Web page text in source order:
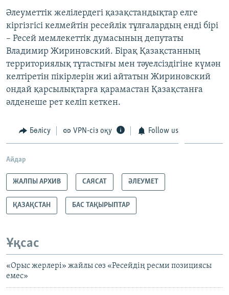
Әлеуметтік желілердегі қазақстандықтар елге
кіргізгісі келмейтін ресейлік тұлғалардың енді бірі
– Ресей мемлекеттік думасының депутаты
Владимир Жириновский. Бірақ Қазақстанның
территориялық тұтастығы мен тәуелсіздігіне күмән
келтіретін пікірлерін жиі айтатын Жириновский
ондай қарсылықтарға қарамастан Қазақстанға
әлденеше рет келіп кеткен.
Бөлісу VPN-сіз оқу Follow us
Айдар
ЖАЛПЫ АРХИВ САЯСАТ ӘЛЕУМЕТ
ҚАЗАҚСТАН БАС ТАҚЫРЫПТАР
Ұқсас
«Орыс жерлері» жайлы сөз «Ресейдің ресми позициясы
емес»